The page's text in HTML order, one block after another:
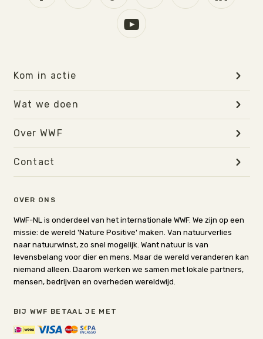
OVER ONS
WWF-NL is onderdeel van het internationale WWF. We zijn op een
missie: de wereld 'Nature Positive' maken. Van natuurverlies
naar natuurwinst, zo snel mogelijk. Want natuur is van
levensbelang voor dier en mens. Maar de wereld veranderen kan
niemand alleen. Daarom werken we samen met lokale partners,
mensen, bedrijven en overheden wereldwijd.
BIJ WWF BETAAL JE MET
Kom in actie
Wat we doen
Over WWF
Contact